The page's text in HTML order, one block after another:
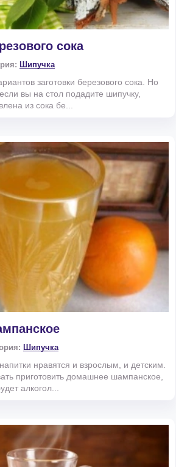
сока
Шипучка
заготовки березового сока. Но
вы на стол подадите шипучку,
из сока бе...
Шипучка
нравятся и взрослым, и детским.
приготовить домашнее шампанское,
алкогол...